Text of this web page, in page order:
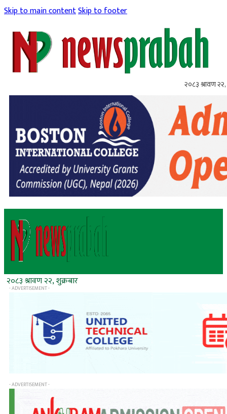
Skip to main contentSkip to footer
२०८३ श्रावण २२,
२०८३ श्रावण २२, शुक्रबार
- ADVERTISEMENT -
- ADVERTISEMENT -